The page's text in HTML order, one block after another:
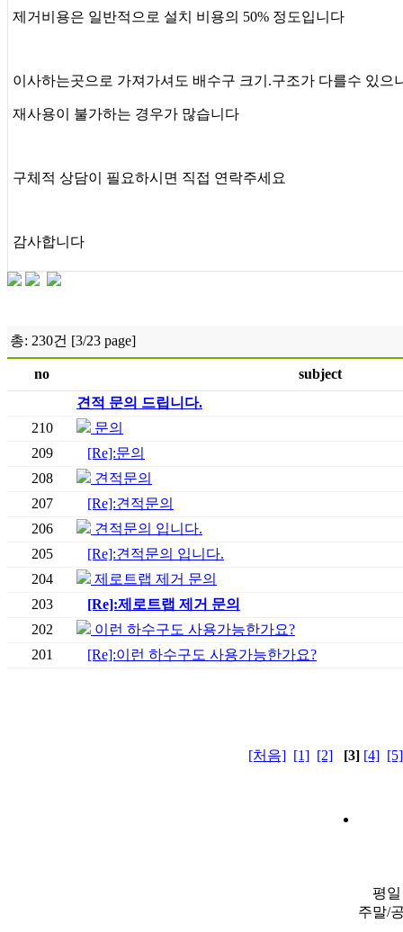
제거비용은 일반적으로 설치 비용의 50% 정도입니다
이사하는곳으로 가져가셔도 배수구 크기.구조가 다를수 있으
재사용이 불가하는 경우가 많습니다
구체적 상담이 필요하시면 직접 연락주세요
감사합니다
총: 230건 [3/23 page]
no
subject
견적 문의 드립니다.
210
문의
209
[Re]:문의
208
견적문의
207
[Re]:견적문의
206
견적문의 입니다.
205
[Re]:견적문의 입니다.
204
제로트랩 제거 문의
203
[Re]:제로트랩 제거 문의
202
이런 하수구도 사용가능한가요?
201
[Re]:이런 하수구도 사용가능한가요?
[처음] [1] [2] [3] [4] [5]
평일
주말/